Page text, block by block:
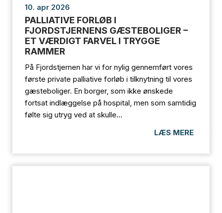
10. apr 2026
PALLIATIVE FORLØB I
FJORDSTJERNENS GÆSTEBOLIGER –
ET VÆRDIGT FARVEL I TRYGGE
RAMMER
På Fjordstjernen har vi for nylig gennemført vores
første private palliative forløb i tilknytning til vores
gæsteboliger. En borger, som ikke ønskede
fortsat indlæggelse på hospital, men som samtidig
følte sig utryg ved at skulle...
LÆS MERE